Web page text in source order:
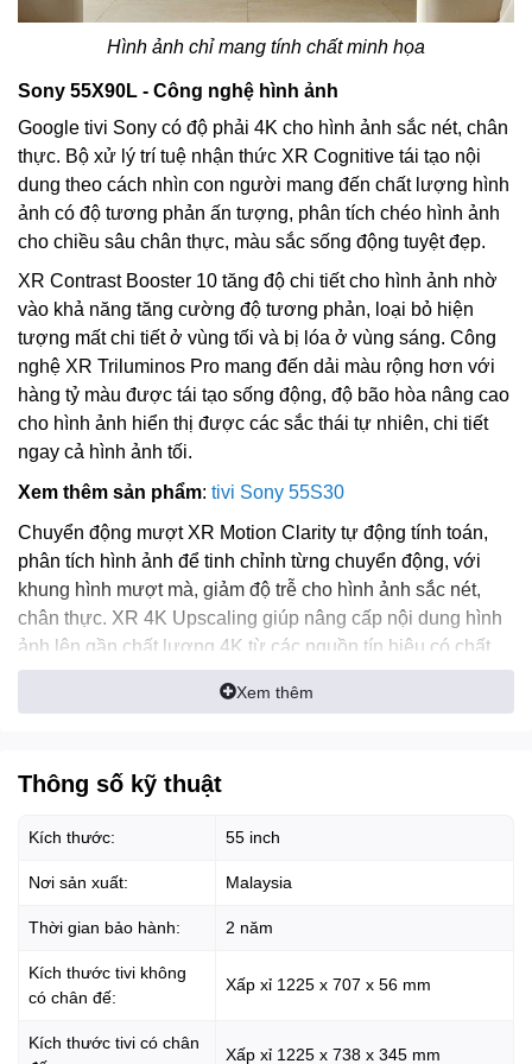
Hình ảnh chỉ mang tính chất minh họa
Sony 55X90L - Công nghệ hình ảnh
Google tivi Sony có độ phải 4K cho hình ảnh sắc nét, chân
thực. Bộ xử lý trí tuệ nhận thức XR Cognitive tái tạo nội
dung theo cách nhìn con người mang đến chất lượng hình
ảnh có độ tương phản ấn tượng, phân tích chéo hình ảnh
cho chiều sâu chân thực, màu sắc sống động tuyệt đẹp.
XR Contrast Booster 10 tăng độ chi tiết cho hình ảnh nhờ
vào khả năng tăng cường độ tương phản, loại bỏ hiện
tượng mất chi tiết ở vùng tối và bị lóa ở vùng sáng. Công
nghệ XR Triluminos Pro mang đến dải màu rộng hơn với
hàng tỷ màu được tái tạo sống động, độ bão hòa nâng cao
cho hình ảnh hiển thị được các sắc thái tự nhiên, chi tiết
ngay cả hình ảnh tối.
Xem thêm sản phẩm: tivi Sony 55S30
Chuyển động mượt XR Motion Clarity tự động tính toán,
phân tích hình ảnh để tinh chỉnh từng chuyển động, với
khung hình mượt mà, giảm độ trễ cho hình ảnh sắc nét,
chân thực. XR 4K Upscaling giúp nâng cấp nội dung hình
ảnh lên gần chất lượng 4K từ các nguồn tín hiệu có chất
lượng thấp hơn, mang đến hình ảnh hiển thị rõ nét, sống
phân cảnh chuyển động trở nên mượt mà.
Xem thêm
Thông số kỹ thuật
Kích thước: 55 inch
Nơi sản xuất: Malaysia
Thời gian bảo hành: 2 năm
Kích thước tivi không
có chân đế:
Xấp xỉ 1225 x 707 x 56 mm
Kích thước tivi có chân
Xấp xỉ 1225 x 738 x 345 mm